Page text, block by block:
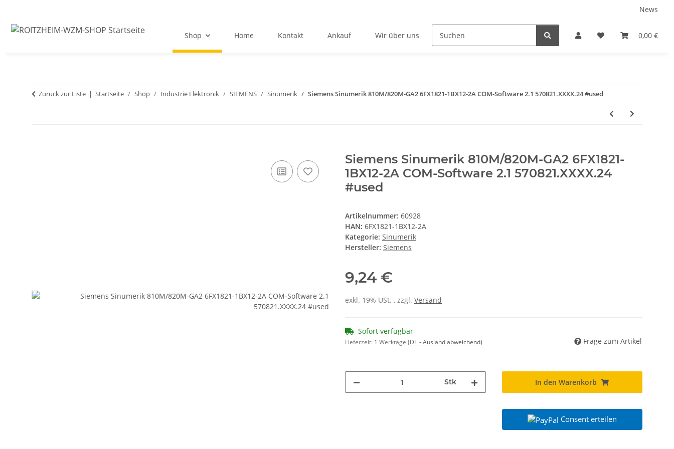
News
0,00 €
Shop Home Kontakt Ankauf Wir über uns
Zurück zur Liste Startseite Shop Industrie Elektronik SIEMENS Sinumerik Siemens Sinumerik 810M/820M-GA2 6FX1821-1BX12-2A COM-Software 2.1 570821.XXXX.24 #used
Siemens Sinumerik 810M/820M-GA2 6FX1821-
1BX12-2A COM-Software 2.1 570821.XXXX.24
#used
Artikelnummer: 60928
HAN: 6FX1821-1BX12-2A
Kategorie: Sinumerik
Hersteller: Siemens
9,24 €
exkl. 19% USt. , zzgl. Versand
Sofort verfügbar
Lieferzeit: 1 Werktage (DE - Ausland abweichend) Frage zum Artikel
Stk In den Warenkorb
Consent erteilen